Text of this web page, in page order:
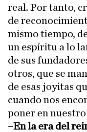
real. Por tanto,
de
mismo tiempo,
un espíritu a lo
de sus
otros, que se
de esas joyitas
cuando nos
poner en
–En la era del